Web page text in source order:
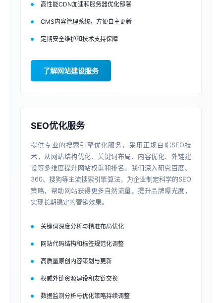
高性能CDN加速和服务器优化部署
CMS内容管理系统，方便自主更新
定期安全维护和技术支持保障
了解网站建设服务
SEO优化服务
提供专业的搜索引擎优化服务，采用正规白帽SEO技
术，从网站结构优化、关键词布局、内容优化、外链建
设等多维度提升网站权重和排名。我们深入研究百度、
360、搜狗等主流搜索引擎算法，为企业制定科学的SEO
策略，帮助网站获得更多自然流量，提升品牌曝光度，
实现长期稳定的营销效果。
关键词深度分析与精准布局优化
网站代码结构和标签规范化调整
高质量原创内容策划与更新
权威外链资源建设和友链交换
数据监测分析与优化策略持续调整